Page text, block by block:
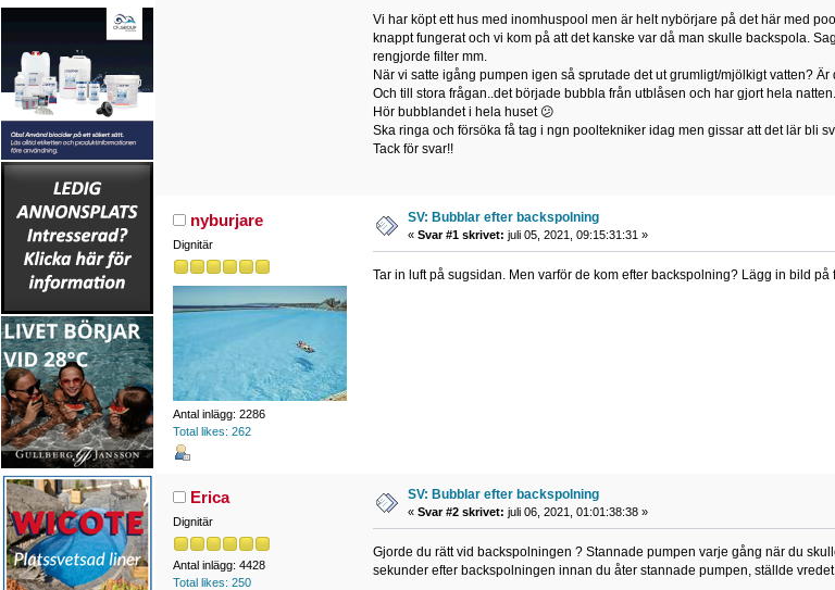
Vi har köpt ett hus med inomhuspool men är helt nybörjare på det här med
knappt fungerat och vi kom på att det kanske var då man skulle backspola.
rengjorde filter mm.
När vi satte igång pumpen igen så sprutade det ut grumligt/mjölkigt vatten? Är
Och till stora frågan..det började bubbla från utblåsen och har gjort hela
Hör bubblandet i hela huset 😕
Ska ringa och försöka få tag i ngn pooltekniker idag men gissar att det lär bli
Tack för svar!!
nyburjare
Dignitär
Antal inlägg: 2286
Total likes: 262
SV: Bubblar efter backspolning
« Svar #1 skrivet: juli 05, 2021, 09:15:31:31 »
Tar in luft på sugsidan. Men varför de kom efter backspolning? Lägg in bild
Erica
Dignitär
Antal inlägg: 4428
Total likes: 250
SV: Bubblar efter backspolning
« Svar #2 skrivet: juli 06, 2021, 01:01:38:38 »
Gjorde du rätt vid backspolningen ? Stannade pumpen varje gång när du
sekunder efter backspolningen innan du åter stannade pumpen, ställde